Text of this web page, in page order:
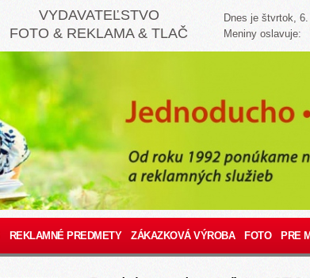
VYDAVATEĽSTVO
FOTO & REKLAMA & TLAČ
Dnes je štvrtok,
Meniny oslavuje:
REKLAMNÉ PREDMETY ZÁKAZKOVÁ VÝROBA FOTO PRE